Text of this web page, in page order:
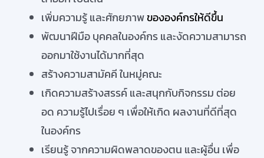
เพิ่มความรู้ และศักยภาพขององค์กรให้ดีขึ้น
พัฒนาฝีมือ บุคคลในองค์กร และงัดความสามารถ
ออกมาใช้งานได้มากที่สุด
สร้างความสามัคคี ในหมู่คณะ
เกิดความสร้างสรรค์ และสนุกกับกิจกรรม ต่อย
อด ความรู้ไปเรื่อย ๆ เพื่อให้เกิด ผลงานที่ดีที่สุด
ในองค์กร
เรียนรู้ จากความผิดพลาดของตน และผู้อื่น เพื่อ